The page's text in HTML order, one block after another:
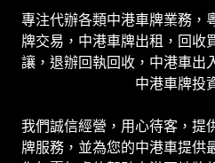
專注代辦各類中港車牌業務，
牌交易，中港車牌出租，回收
讓，退辦回執回收，中港車出
中港車牌投
我們誠信經營，用心待客，提
牌服務，並為您的中港車提供